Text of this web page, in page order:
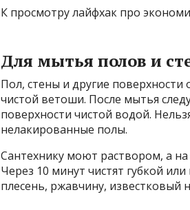
К просмотру лайфхак про
Для мытья полов и
Пол, стены и другие
чистой ветоши. После мытья
поверхности чистой водой.
нелакированные полы.
Сантехнику моют раствором, а на
Через 10 минут чистят губкой
плесень, ржавчину, известковый